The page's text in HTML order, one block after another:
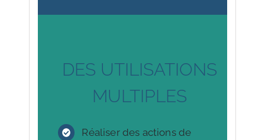
DES UTILISATIONS
MULTIPLES
Réaliser des actions de